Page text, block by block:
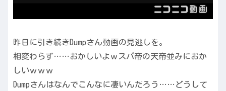
昨日に引き続きDumpさん動画の見逃しを。
相変わらず……おかしいよｗスパ帝の天帝並みにおか
しいｗｗｗ
Dumpさんはなんでこんなに凄いんだろう……どうして